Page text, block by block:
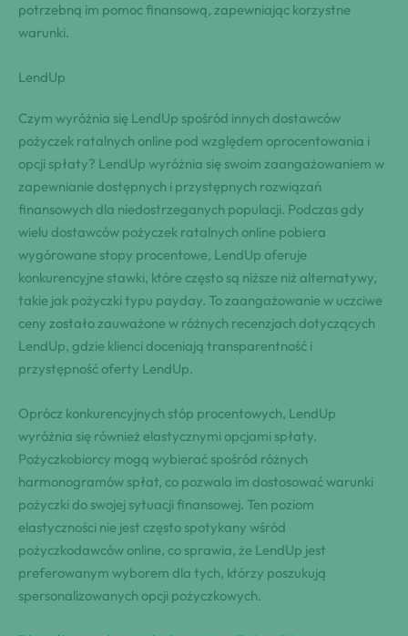
potrzebną im pomoc finansową, zapewniając korzystne
warunki.
LendUp
Czym wyróżnia się LendUp spośród innych dostawców
pożyczek ratalnych online pod względem oprocentowania i
opcji spłaty? LendUp wyróżnia się swoim zaangażowaniem w
zapewnianie dostępnych i przystępnych rozwiązań
finansowych dla niedostrzeganych populacji. Podczas gdy
wielu dostawców pożyczek ratalnych online pobiera
wygórowane stopy procentowe, LendUp oferuje
konkurencyjne stawki, które często są niższe niż alternatywy,
takie jak pożyczki typu payday. To zaangażowanie w uczciwe
ceny zostało zauważone w różnych recenzjach dotyczących
LendUp, gdzie klienci doceniają transparentność i
przystępność oferty LendUp.
Oprócz konkurencyjnych stóp procentowych, LendUp
wyróżnia się również elastycznymi opcjami spłaty.
Pożyczkobiorcy mogą wybierać spośród różnych
harmonogramów spłat, co pozwala im dostosować warunki
pożyczki do swojej sytuacji finansowej. Ten poziom
elastyczności nie jest często spotykany wśród
pożyczkodawców online, co sprawia, że LendUp jest
preferowanym wyborem dla tych, którzy poszukują
spersonalizowanych opcji pożyczkowych.